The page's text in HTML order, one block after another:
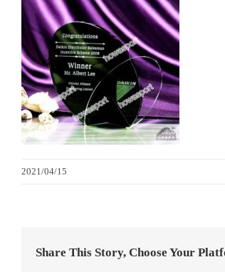
2021/04/15
Share This Story, Choose Your